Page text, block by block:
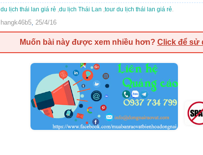
du lịch thái lan giá rẻ ,du lịch Thái Lan ,tour du lịch thái lan giá rẻ.
hangk46b5, 25/4/16
Muốn bài này được xem nhiều hơn? Click để sử